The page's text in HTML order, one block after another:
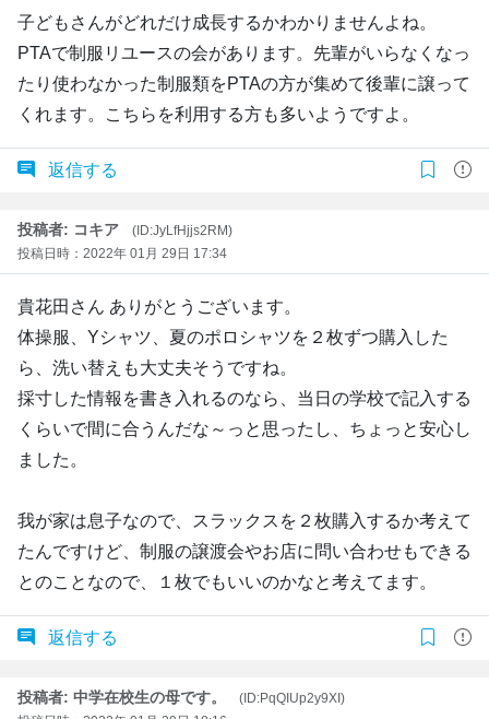
子どもさんがどれだけ成長するかわかりませんよね。
PTAで制服リユースの会があります。先輩がいらなくなっ
たり使わなかった制服類をPTAの方が集めて後輩に譲って
くれます。こちらを利用する方も多いようですよ。
返信する
投稿者: コキア
(ID:JyLfHjjs2RM)
投稿日時：2022年 01月 29日 17:34
貴花田さん ありがとうございます。
体操服、Yシャツ、夏のポロシャツを２枚ずつ購入した
ら、洗い替えも大丈夫そうですね。
採寸した情報を書き入れるのなら、当日の学校で記入する
くらいで間に合うんだな～っと思ったし、ちょっと安心し
ました。
我が家は息子なので、スラックスを２枚購入するか考えて
たんですけど、制服の譲渡会やお店に問い合わせもできる
とのことなので、１枚でもいいのかなと考えてます。
返信する
投稿者: 中学在校生の母です。
(ID:PqQIUp2y9XI)